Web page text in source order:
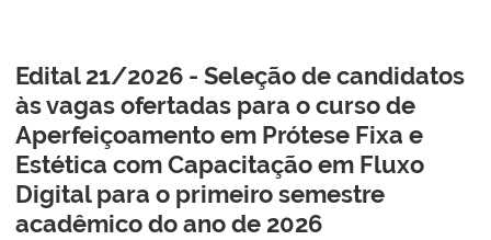
Edital 21/2026 - Seleção de candidatos
às vagas ofertadas para o curso de
Aperfeiçoamento em Prótese Fixa e
Estética com Capacitação em Fluxo
Digital para o primeiro semestre
acadêmico do ano de 2026